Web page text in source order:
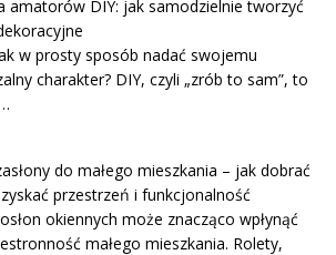
amatorów DIY: jak samodzielnie tworzyć
w prosty sposób nadać swojemu
charakter? DIY, czyli „zrób to sam”, to
do małego mieszkania – jak dobrać
przestrzeń i funkcjonalność
okiennych może znacząco wpłynąć
małego mieszkania. Rolety,